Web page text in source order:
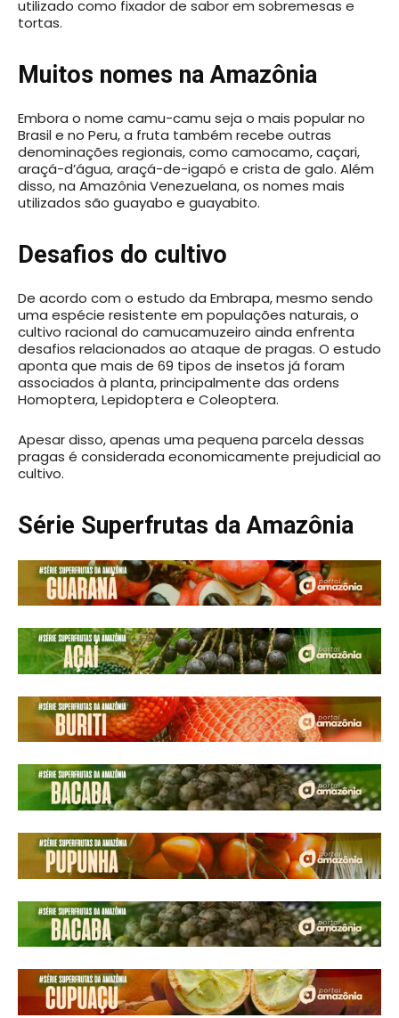
utilizado como fixador de sabor em sobremesas e
tortas.
Muitos nomes na Amazônia
Embora o nome camu-camu seja o mais popular no
Brasil e no Peru, a fruta também recebe outras
denominações regionais, como camocamo, caçari,
araçá-d’água, araçá-de-igapó e crista de galo. Além
disso, na Amazônia Venezuelana, os nomes mais
utilizados são guayabo e guayabito.
Desafios do cultivo
De acordo com o estudo da Embrapa, mesmo sendo
uma espécie resistente em populações naturais, o
cultivo racional do camucamuzeiro ainda enfrenta
desafios relacionados ao ataque de pragas. O estudo
aponta que mais de 69 tipos de insetos já foram
associados à planta, principalmente das ordens
Homoptera, Lepidoptera e Coleoptera.
Apesar disso, apenas uma pequena parcela dessas
pragas é considerada economicamente prejudicial ao
cultivo.
Série Superfrutas da Amazônia